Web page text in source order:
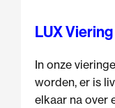
LUX Viering
In onze
worden, er is
elkaar na over